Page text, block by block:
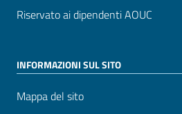
Riservato ai dipendenti AOUC
INFORMAZIONI SUL SITO
Mappa del sito